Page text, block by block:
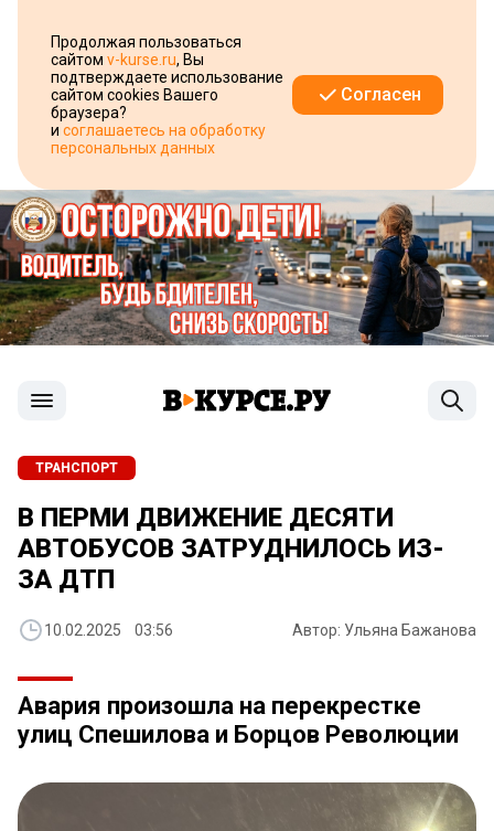
Продолжая пользоваться
сайтом v-kurse.ru, Вы
подтверждаете использование
сайтом cookies Вашего
браузера?
и соглашаетесь на обработку
персональных данных
Согласен
ТРАНСПОРТ
В ПЕРМИ ДВИЖЕНИЕ ДЕСЯТИ
АВТОБУСОВ ЗАТРУДНИЛОСЬ ИЗ-
ЗА ДТП
10.02.2025 03:56 Автор: Ульяна Бажанова
Авария произошла на перекрестке
улиц Спешилова и Борцов Революции